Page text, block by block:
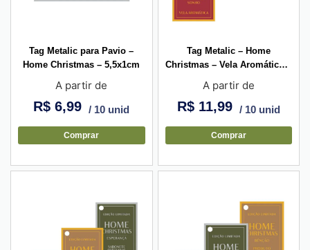
Tag Metalic para Pavio –
Home Christmas – 5,5x1cm
A partir de
R$ 6,99 / 10 unid
Comprar
Tag Metalic – Home
Christmas – Vela Aromática –
A partir de
R$11,99 / 10 unid
Comprar